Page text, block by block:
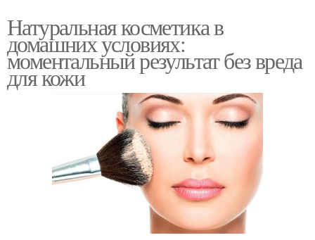
Натуральная косметика в
домашних условиях:
моментальный результат без вреда
для кожи